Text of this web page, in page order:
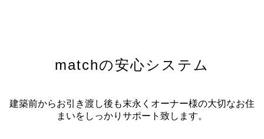
matchの安心システム
建築前からお引き渡し後も末永くオーナー様の大切なお住
まいをしっかりサポート致します。